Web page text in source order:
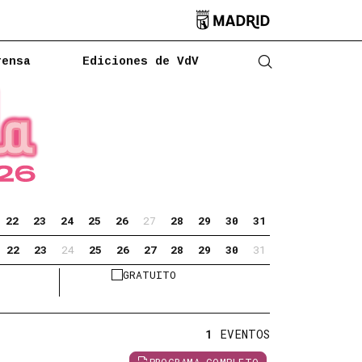

Ediciones de VdV Abrir
22 23 24 25 26 27 28 29 30 31
22 23 24 25 26 27 28 29 30 31
GRATUITO
1 EVENTOS